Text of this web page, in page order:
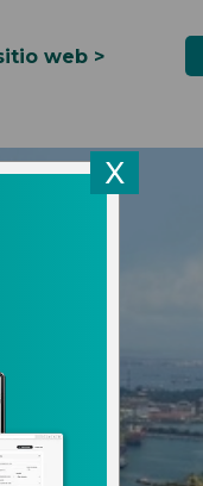
web >
X